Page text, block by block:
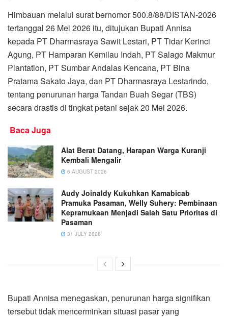
Himbauan melalui surat bernomor 500.8/88/DISTAN-2026
tertanggal 26 Mei 2026 itu, ditujukan Bupati Annisa
kepada PT Dharmasraya Sawit Lestari, PT Tidar Kerinci
Agung, PT Hamparan Kemilau Indah, PT Salago Makmur
Plantation, PT Sumbar Andalas Kencana, PT Bina
Pratama Sakato Jaya, dan PT Dharmasraya Lestarindo,
tentang penurunan harga Tandan Buah Segar (TBS)
secara drastis di tingkat petani sejak 20 Mei 2026.
Baca Juga
Alat Berat Datang, Harapan Warga Kuranji
Kembali Mengalir
6 AUGUST 2026
Audy Joinaldy Kukuhkan Kamabicab
Pramuka Pasaman, Welly Suhery: Pembinaan
Kepramukaan Menjadi Salah Satu Prioritas di
Pasaman
31 JULY 2026
Bupati Annisa menegaskan, penurunan harga signifikan
tersebut tidak mencerminkan situasi pasar yang